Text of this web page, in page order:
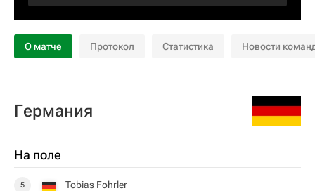
О матче Протокол Статистика Новости
Германия
На поле
5 Tobias Fohrler